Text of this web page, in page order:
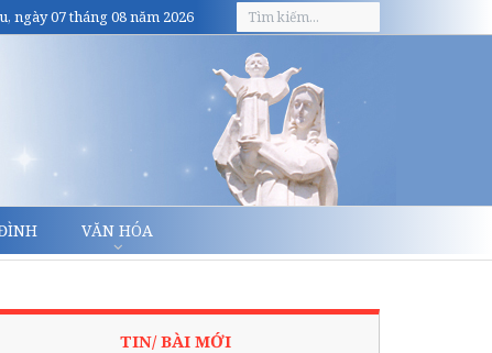
ngày 07 tháng 08 năm 2026
VĂN HÓA
TIN/ BÀI MỚI